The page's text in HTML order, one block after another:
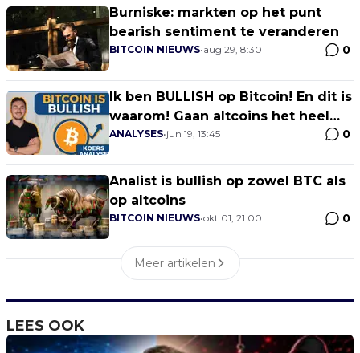
Burniske: markten op het punt
bearish sentiment te veranderen
BITCOIN NIEUWS•aug 29, 8:30 0
Ik ben BULLISH op Bitcoin! En dit is
waarom! Gaan altcoins het heel
zwaar krijgen?!
ANALYSES•jun 19, 13:45 0
Analist is bullish op zowel BTC als
op altcoins
BITCOIN NIEUWS•okt 01, 21:00 0
Meer artikelen
LEES OOK